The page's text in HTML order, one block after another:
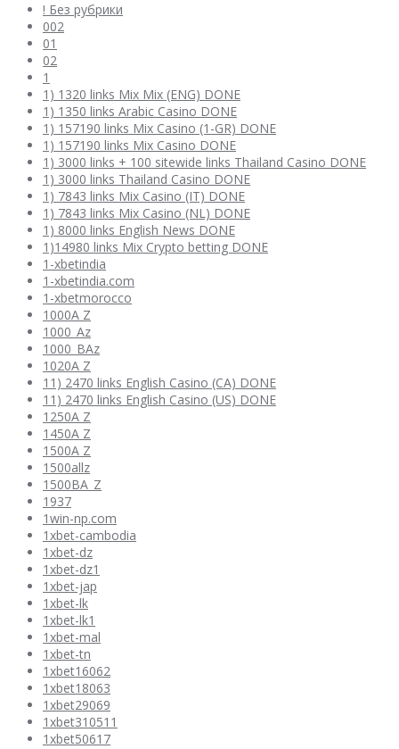
! Без рубрики
002
01
02
1
1) 1320 links Mix Mix (ENG) DONE
1) 1350 links Arabic Casino DONE
1) 157190 links Mix Casino (1-GR) DONE
1) 157190 links Mix Casino DONE
1) 3000 links + 100 sitewide links Thailand Casino DONE
1) 3000 links Thailand Casino DONE
1) 7843 links Mix Casino (IT) DONE
1) 7843 links Mix Casino (NL) DONE
1) 8000 links English News DONE
1)14980 links Mix Crypto betting DONE
1-xbetindia
1-xbetindia.com
1-xbetmorocco
1000A Z
1000_Az
1000_BAz
1020A Z
11) 2470 links English Casino (CA) DONE
11) 2470 links English Casino (US) DONE
1250A Z
1450A Z
1500A Z
1500allz
1500BA_Z
1937
1win-np.com
1xbet-cambodia
1xbet-dz
1xbet-dz1
1xbet-jap
1xbet-lk
1xbet-lk1
1xbet-mal
1xbet-tn
1xbet16062
1xbet18063
1xbet29069
1xbet310511
1xbet50617